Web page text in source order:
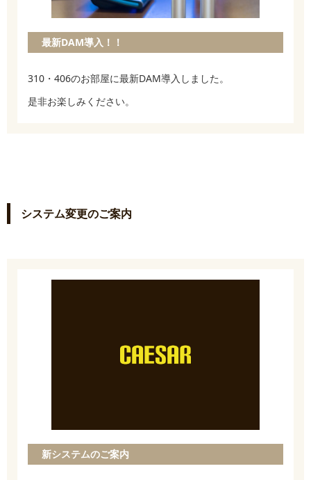
最新DAM導入！！
310・406のお部屋に最新DAM導入しました。
是非お楽しみください。
システム変更のご案内
新システムのご案内